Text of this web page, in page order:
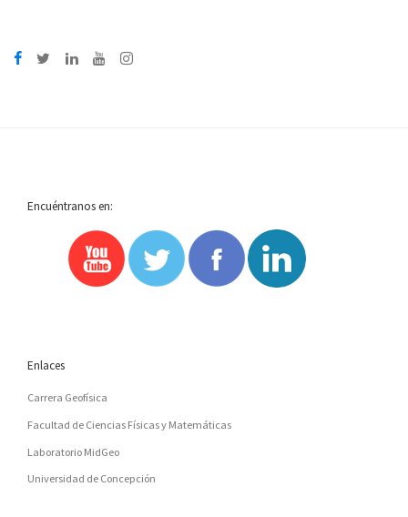
Encuéntranos en:
Enlaces
Carrera Geofísica
Facultad de Ciencias Físicas y Matemáticas
Laboratorio MidGeo
Universidad de Concepción